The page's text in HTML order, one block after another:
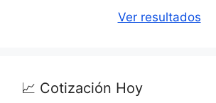
Ver resultados
📈 Cotización Hoy